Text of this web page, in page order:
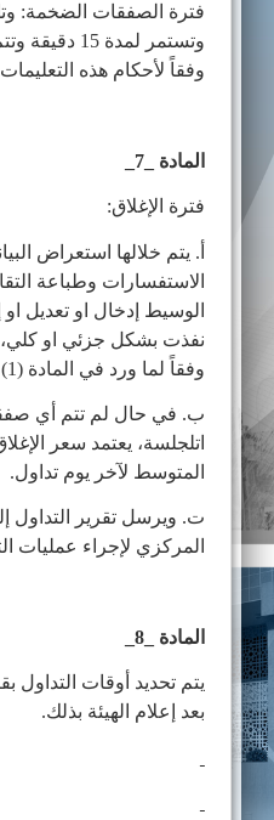
فترة الصفقات الضخمة:
وتستمر لمدة
وفقاً لأحكام هذه
المادة _7_
فترة الإغلاق:
أ. يتم خلالها استعراض
الاستفسارات وطباعة
الوسيط إدخال او تعديل او
نفذت بشكل جزئي او كلي،
وفقاً لما ورد في المادة (1) من هذه التعليمات.
ب. في حال لم تتم أي
اتلجلسة، يعتمد سعر
المتوسط لآخر يوم تداول.
ت. ويرسل تقرير التداول
المركزي لإجراء عمليات
المادة _8_
يتم تحديد أوقات التداول
بعد إعلام الهيئة بذلك.